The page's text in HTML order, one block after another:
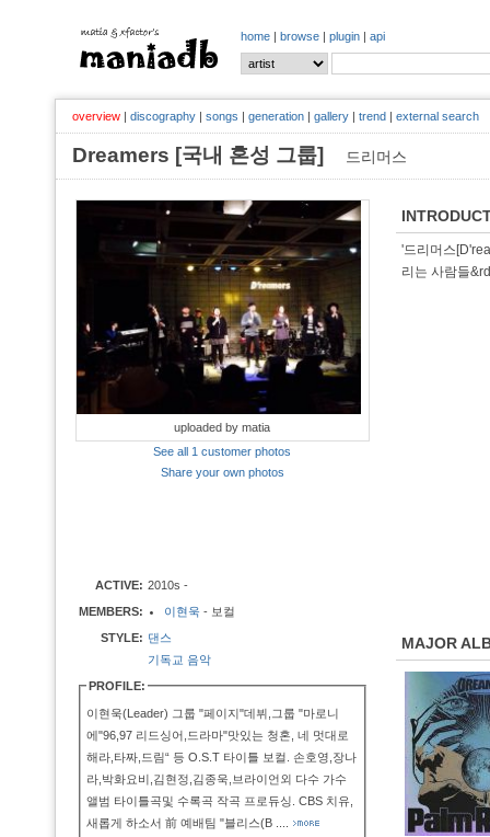
home | browse | plugin | api
overview | discography | songs | generation | gallery | trend | external search
Dreamers [국내 혼성 그룹] 드리머스
uploaded by matia
See all 1 customer photos
Share your own photos
ACTIVE: 2010s -
MEMBERS:
이현욱 - 보컬
STYLE: 댄스
기독교 음악
PROFILE:
이현욱(Leader) 그룹 "페이지"데뷔,그룹 "마로니
에"96,97 리드싱어,드라마"맛있는 청혼, 네 멋대로
해라,타짜,드림“ 등 O.S.T 타이틀 보컬. 손호영,장나
라,박화요비,김현정,김종욱,브라이언외 다수 가수
앨범 타이틀곡및 수록곡 작곡 프로듀싱. CBS 치유,
새롭게 하소서 前 예배팀 "블리스(B
'드리머스
리는 사람들
MAJOR